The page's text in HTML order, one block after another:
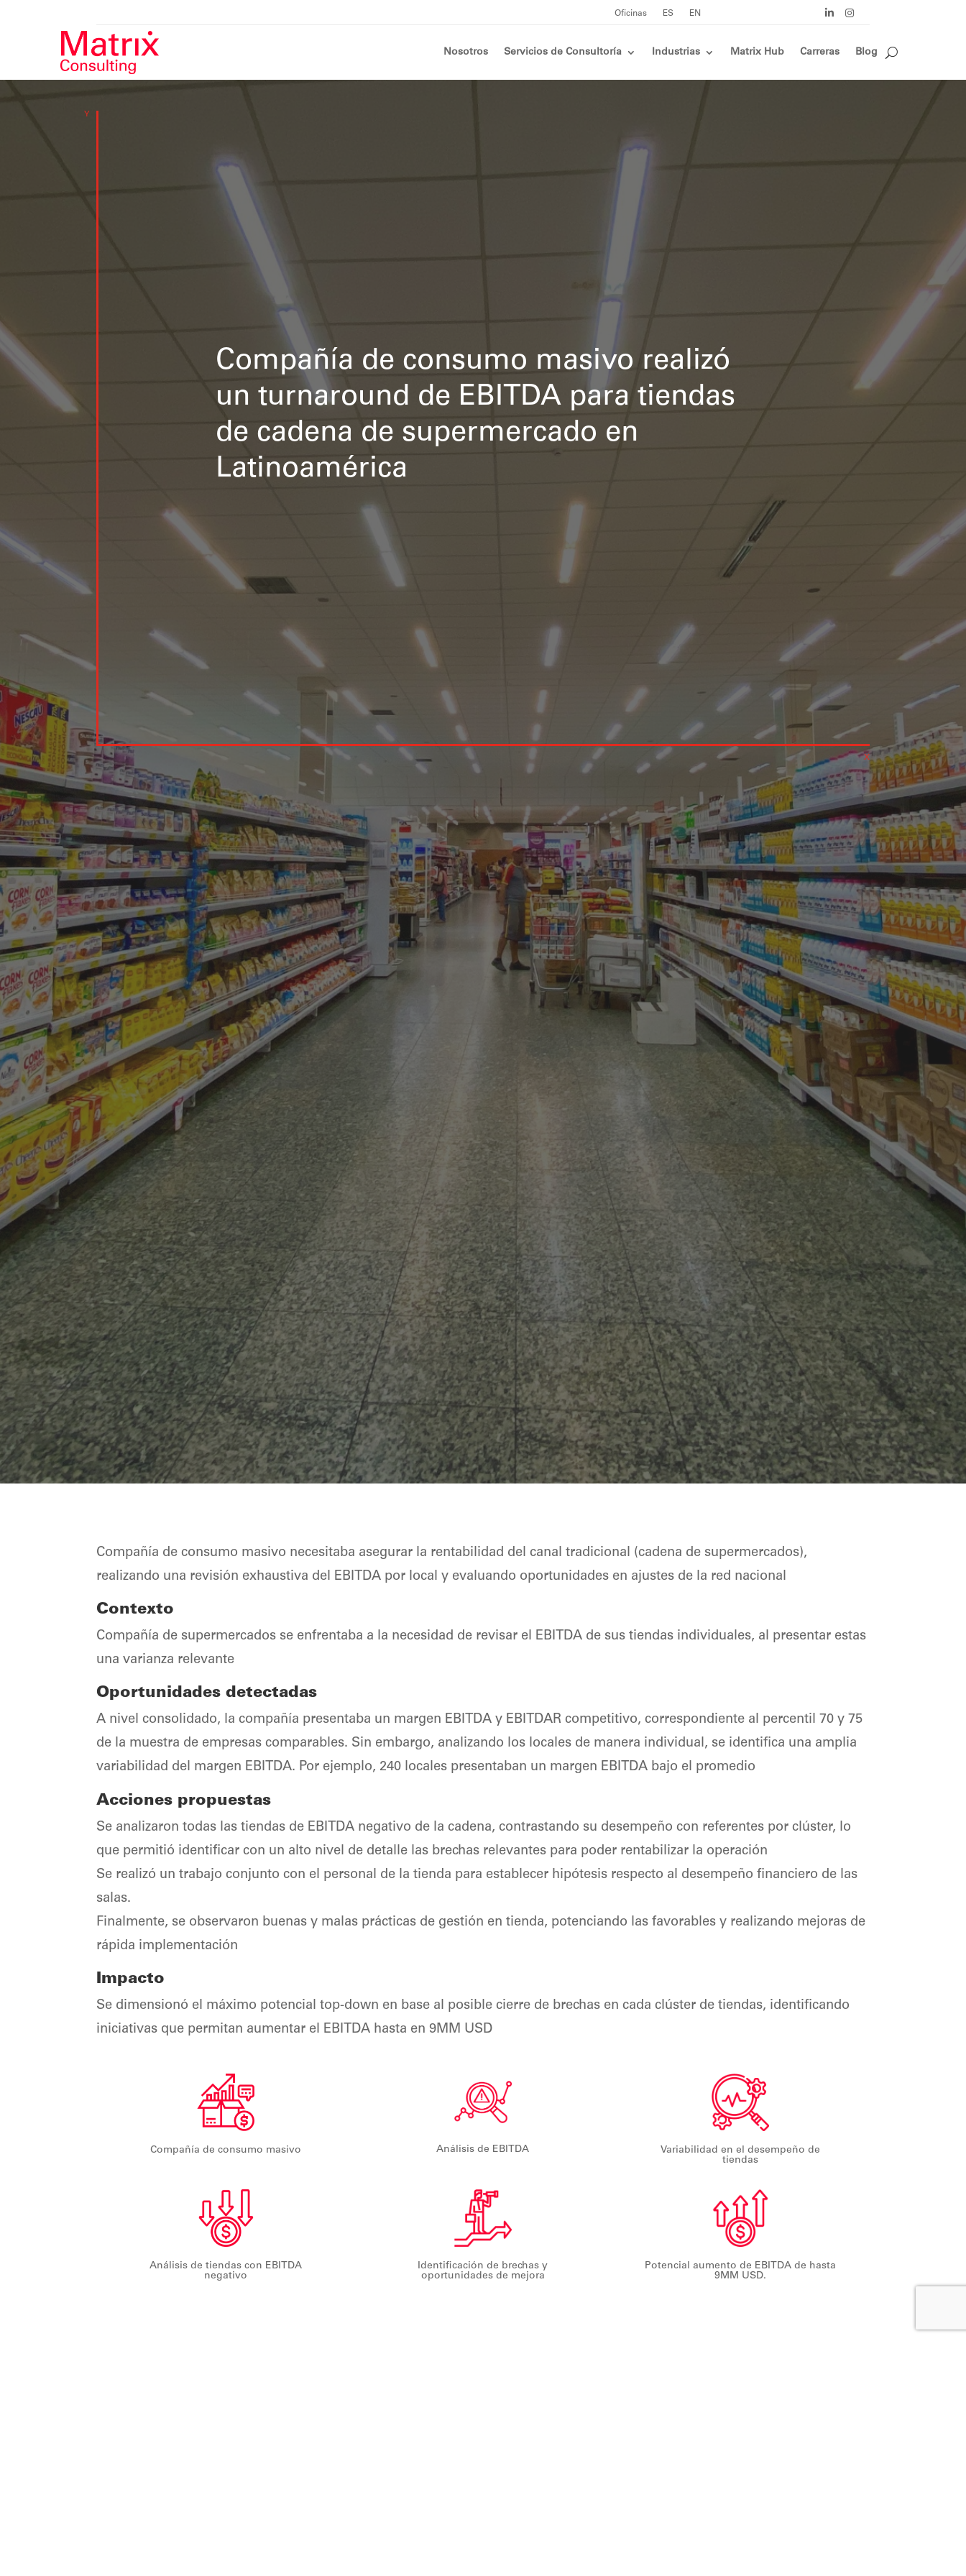
Oficinas ES EN
Nosotros Servicios de Consultoría Industrias Matrix Hub Carreras Blog
Compañía de consumo masivo realizó
un turnaround de EBITDA para tiendas
de cadena de supermercado en
Latinoamérica
Compañía de consumo masivo necesitaba asegurar la rentabilidad del canal tradicional (cadena de supermercados),
realizando una revisión exhaustiva del EBITDA por local y evaluando oportunidades en ajustes de la red nacional
Contexto
Compañía de supermercados se enfrentaba a la necesidad de revisar el EBITDA de sus tiendas individuales, al presentar estas
una varianza relevante
Oportunidades detectadas
A nivel consolidado, la compañía presentaba un margen EBITDA y EBITDAR competitivo, correspondiente al percentil 70 y 75
de la muestra de empresas comparables. Sin embargo, analizando los locales de manera individual, se identifica una amplia
variabilidad del margen EBITDA. Por ejemplo, 240 locales presentaban un margen EBITDA bajo el promedio
Acciones propuestas
Se analizaron todas las tiendas de EBITDA negativo de la cadena, contrastando su desempeño con referentes por clúster, lo
que permitió identificar con un alto nivel de detalle las brechas relevantes para poder rentabilizar la operación
Se realizó un trabajo conjunto con el personal de la tienda para establecer hipótesis respecto al desempeño financiero de las
salas.
Finalmente, se observaron buenas y malas prácticas de gestión en tienda, potenciando las favorables y realizando mejoras de
rápida implementación
Impacto
Se dimensionó el máximo potencial top-down en base al posible cierre de brechas en cada clúster de tiendas, identificando
iniciativas que permitan aumentar el EBITDA hasta en 9MM USD
Compañía de consumo masivo Análisis de EBITDA
Variabilidad en el desempeño de
tiendas
Análisis de tiendas con EBITDA
negativo
Identificación de brechas y
oportunidades de mejora
Potencial aumento de EBITDA de hasta
9MM USD.